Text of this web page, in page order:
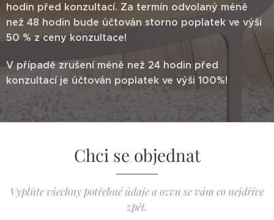
hodin před konzultací. Za termín odvolaný méně
než 48 hodin bude účtován storno poplatek ve výši
50 % z ceny konzultace!
V případě zrušení méně než 24 hodin před
konzultací je účtován poplatek ve výši 100%!
Chci se objednat
Vyplňte všechny potřebné údaje a ozvu se vám co nejdříve
zpět.